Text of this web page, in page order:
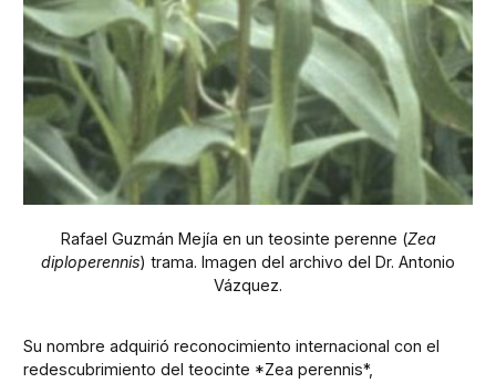
Rafael Guzmán Mejía en un teosinte perenne (Zea
diploperennis) trama. Imagen del archivo del Dr. Antonio
Vázquez.
Su nombre adquirió reconocimiento internacional con el
redescubrimiento del teocinte *Zea perennis*,